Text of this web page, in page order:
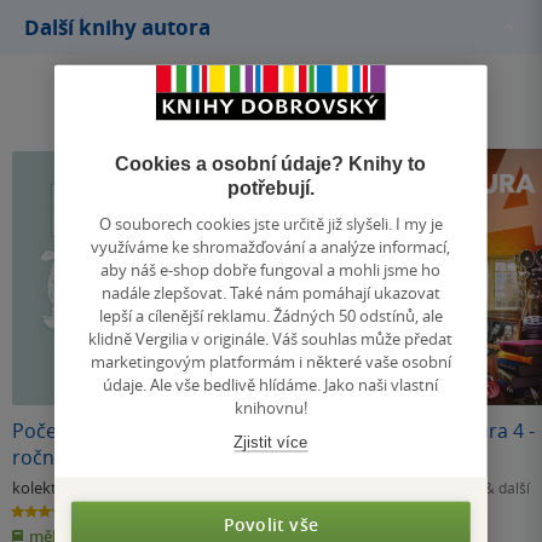
Další knihy autora
Početníček pro 4.
ročník základní
školy
kolektiv autorů
Strahlheimová J.
5.0
z
5 měkká vazba
Početníček pro 3.
ročník základní
Kopřivová I.
měkká vazba
Nová literatura 4 -
& další
Cookies a osobní údaje? Knihy to
potřebují.
O souborech cookies jste určitě již slyšeli. I my je
využíváme ke shromažďování a analýze informací,
aby náš e-shop dobře fungoval a mohli jsme ho
nadále zlepšovat. Také nám pomáhají ukazovat
lepší a cílenější reklamu. Žádných 50 odstínů, ale
klidně Vergilia v originále. Váš souhlas může předat
marketingovým platformám i některé vaše osobní
údaje. Ale vše bedlivě hlídáme. Jako naši vlastní
knihovnu!
Zjistit více
Povolit vše